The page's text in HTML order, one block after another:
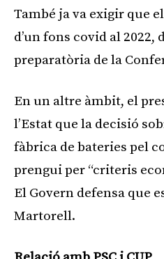
També ja va exigir que
d’un fons covid al
preparatòria de la
En un altre àmbit, el
l’Estat que la decisió
fàbrica de bateries pel
prengui per “criteris
El Govern defensa que
Martorell.